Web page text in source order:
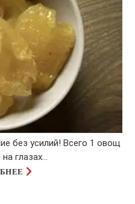
без усилий! Всего 1 овощ
глазах…